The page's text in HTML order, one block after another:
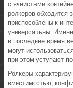
с ячеистыми
ролкеров обходится
приспособлены к
универсальны.
в последнее время
могут
при этом уступают
Ролкеры
вместимостью,